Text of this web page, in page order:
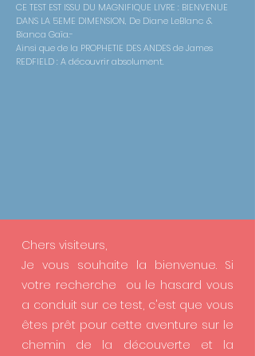
CE TEST EST ISSU DU MAGNIFIQUE LIVRE : BIENVENUE
DANS LA 5EME DIMENSION, De Diane LeBlanc &
Bianca Gaïa.-
Ainsi que de la PROPHETIE DES ANDES de James
REDFIELD : A découvrir absolument.
Chers visiteurs,
Je vous souhaite la bienvenue. Si
votre recherche ou le hasard vous
a conduit sur ce test, c'est que vous
êtes prêt pour cette aventure sur le
chemin de la découverte et la